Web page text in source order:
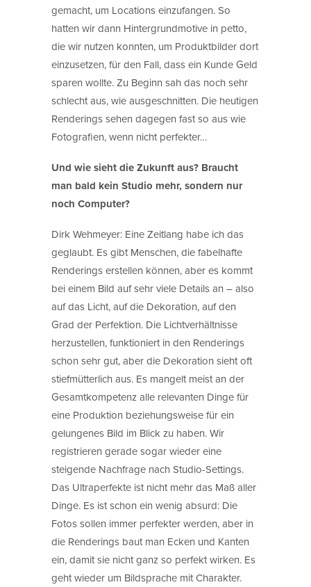
gemacht, um Locations einzufangen. So
hatten wir dann Hintergrundmotive in petto,
die wir nutzen konnten, um Produktbilder dort
einzusetzen, für den Fall, dass ein Kunde Geld
sparen wollte. Zu Beginn sah das noch sehr
schlecht aus, wie ausgeschnitten. Die heutigen
Renderings sehen dagegen fast so aus wie
Fotografien, wenn nicht perfekter…
Und wie sieht die Zukunft aus? Braucht
man bald kein Studio mehr, sondern nur
noch Computer?
Dirk Wehmeyer: Eine Zeitlang habe ich das
geglaubt. Es gibt Menschen, die fabelhafte
Renderings erstellen können, aber es kommt
bei einem Bild auf sehr viele Details an – also
auf das Licht, auf die Dekoration, auf den
Grad der Perfektion. Die Lichtverhältnisse
herzustellen, funktioniert in den Renderings
schon sehr gut, aber die Dekoration sieht oft
stiefmütterlich aus. Es mangelt meist an der
Gesamtkompetenz alle relevanten Dinge für
eine Produktion beziehungsweise für ein
gelungenes Bild im Blick zu haben. Wir
registrieren gerade sogar wieder eine
steigende Nachfrage nach Studio-Settings.
Das Ultraperfekte ist nicht mehr das Maß aller
Dinge. Es ist schon ein wenig absurd: Die
Fotos sollen immer perfekter werden, aber in
die Renderings baut man Ecken und Kanten
ein, damit sie nicht ganz so perfekt wirken. Es
geht wieder um Bildsprache mit Charakter.